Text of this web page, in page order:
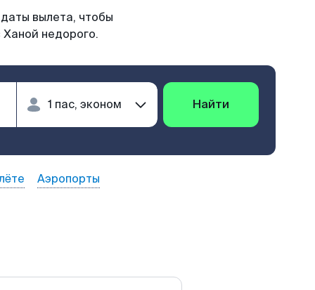
вылета, чтобы
недорого.
Найти
Аэропорты